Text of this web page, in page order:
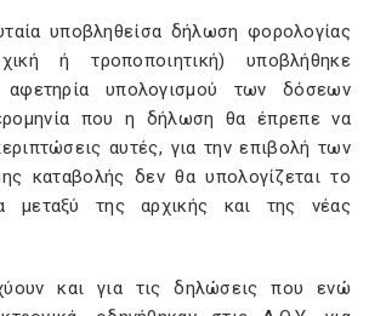
υποβληθείσα δήλωση φορολογίας
ή τροποποιητική) υποβλήθηκε
υπολογισμού των δόσεων
που η δήλωση θα έπρεπε να
αυτές, για την επιβολή των
καταβολής δεν θα υπολογίζεται το
μεταξύ της αρχικής και της νέας
και για τις δηλώσεις που ενώ